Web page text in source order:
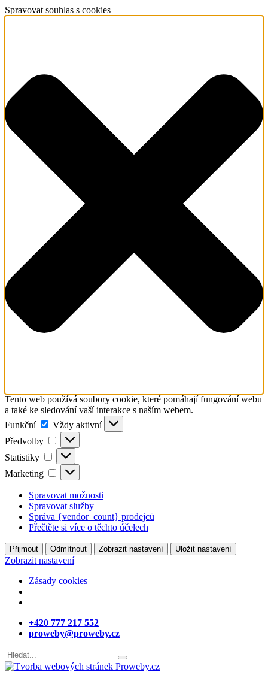
Spravovat souhlas s cookies
Tento web používá soubory cookie, které pomáhají fungování webu
a také ke sledování vaší interakce s naším webem.
Funkční
Funkční
Vždy aktivní
Předvolby
Předvolby
Statistiky Statistiky
Marketing Marketing
Spravovat možnosti
Spravovat služby
Správa {vendor_count} prodejců
Přečtěte si více o těchto účelech
Přijmout Odmítnout Zobrazit nastavení Uložit nastavení
Zobrazit nastavení
Zásady cookies
+420 777 217 552
proweby@proweby.cz